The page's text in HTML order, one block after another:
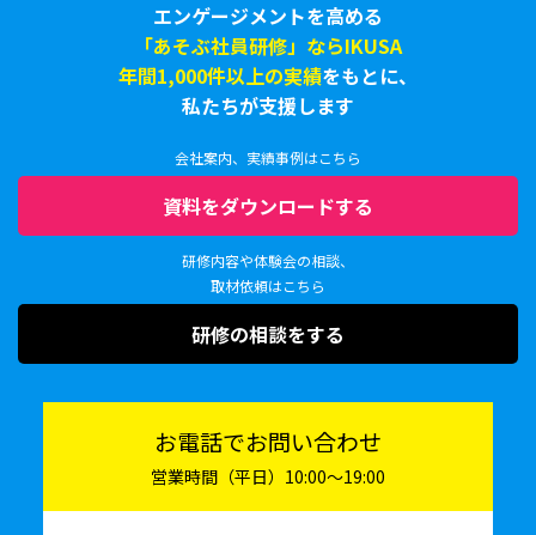
エンゲージメントを高める
「あそぶ社員研修」ならIKUSA
年間1,000件以上の実績をもとに、
私たちが支援します
会社案内、実績事例はこちら
資料をダウンロードする
研修内容や体験会の相談、
取材依頼はこちら
研修の相談をする
お電話でお問い合わせ
営業時間（平日）10:00〜19:00